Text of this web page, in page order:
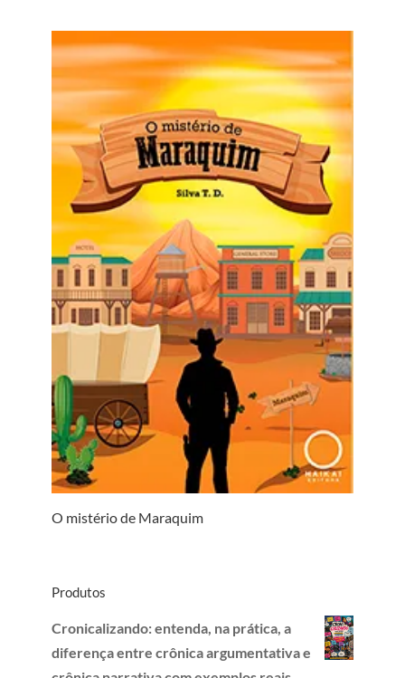
O mistério de Maraquim
Produtos
Cronicalizando: entenda, na prática, a
diferença entre crônica argumentativa e